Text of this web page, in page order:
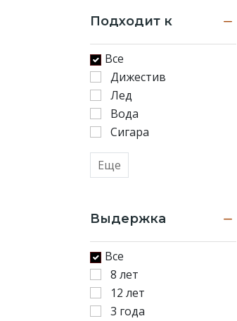
Подходит к
Все
Дижестив
Лед
Вода
Сигара
Еще
Выдержка
Все
8 лет
12 лет
3 года